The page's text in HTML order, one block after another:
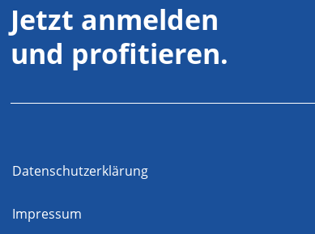
Jetzt anmelden
und profitieren.
Datenschutzerklärung
Impressum